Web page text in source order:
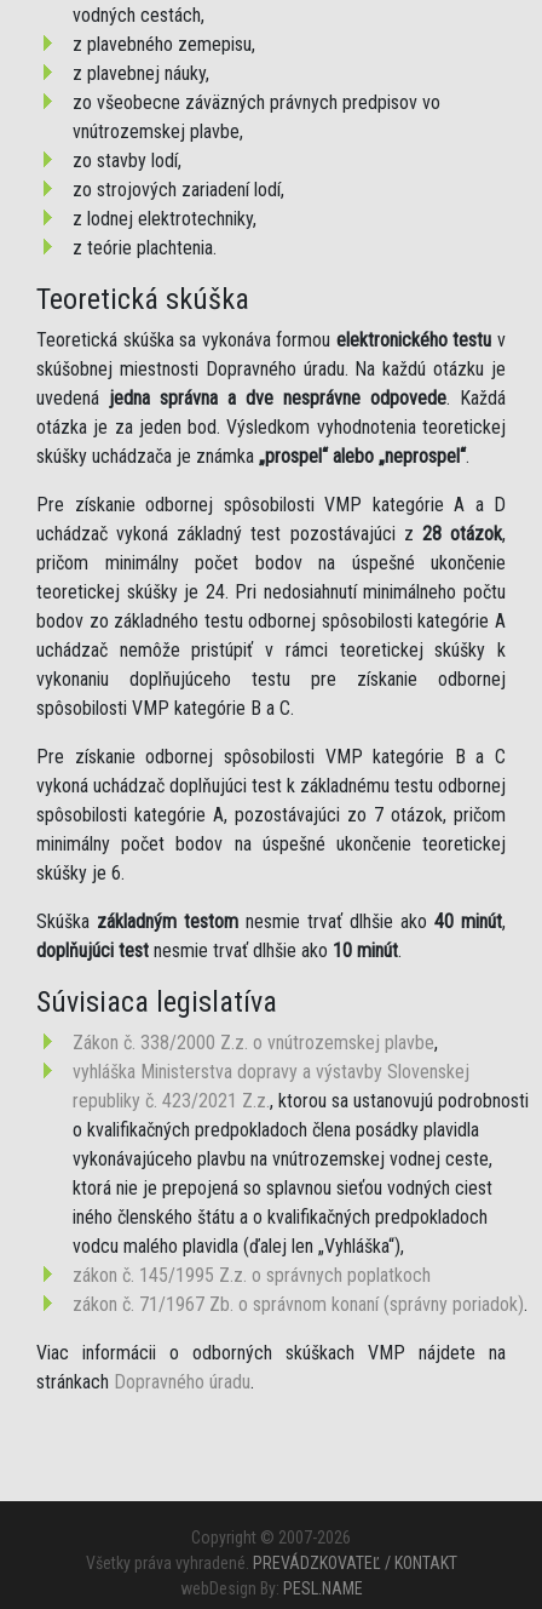
vodných cestách,
z plavebného zemepisu,
z plavebnej náuky,
zo všeobecne záväzných právnych predpisov vo
vnútrozemskej plavbe,
zo stavby lodí,
zo strojových zariadení lodí,
z lodnej elektrotechniky,
z teórie plachtenia.
Teoretická skúška
Teoretická skúška sa vykonáva formou elektronického testu v
skúšobnej miestnosti Dopravného úradu. Na každú otázku je
uvedená jedna správna a dve nesprávne odpovede. Každá
otázka je za jeden bod. Výsledkom vyhodnotenia teoretickej
skúšky uchádzača je známka „prospel“ alebo „neprospel“.
Pre získanie odbornej spôsobilosti VMP kategórie A a D
uchádzač vykoná základný test pozostávajúci z 28 otázok,
pričom minimálny počet bodov na úspešné ukončenie
teoretickej skúšky je 24. Pri nedosiahnutí minimálneho počtu
bodov zo základného testu odbornej spôsobilosti kategórie A
uchádzač nemôže pristúpiť v rámci teoretickej skúšky k
vykonaniu doplňujúceho testu pre získanie odbornej
spôsobilosti VMP kategórie B a C.
Pre získanie odbornej spôsobilosti VMP kategórie B a C
vykoná uchádzač doplňujúci test k základnému testu odbornej
spôsobilosti kategórie A, pozostávajúci zo 7 otázok, pričom
minimálny počet bodov na úspešné ukončenie teoretickej
skúšky je 6.
Skúška základným testom nesmie trvať dlhšie ako 40 minút,
doplňujúci test nesmie trvať dlhšie ako 10 minút.
Súvisiaca legislatíva
Zákon č. 338/2000 Z.z. o vnútrozemskej plavbe,
vyhláška Ministerstva dopravy a výstavby Slovenskej
republiky č. 423/2021 Z.z., ktorou sa ustanovujú podrobnosti
o kvalifikačných predpokladoch člena posádky plavidla
vykonávajúceho plavbu na vnútrozemskej vodnej ceste,
ktorá nie je prepojená so splavnou sieťou vodných ciest
iného členského štátu a o kvalifikačných predpokladoch
vodcu malého plavidla (ďalej len „Vyhláška“),
zákon č. 145/1995 Z.z. o správnych poplatkoch
zákon č. 71/1967 Zb. o správnom konaní (správny poriadok).
Viac informácii o odborných skúškach VMP nájdete na
stránkach Dopravného úradu.
Copyright © 2007-2026
Všetky práva vyhradené. PREVÁDZKOVATEĽ / KONTAKT
webDesign By: PESL.NAME